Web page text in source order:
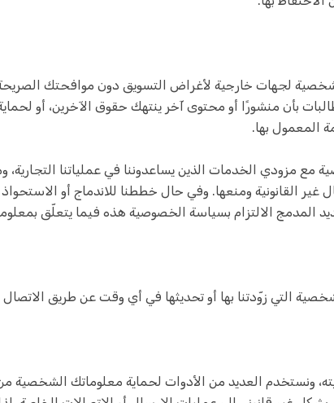
الشخصية لجهات خارجية لأغراض التسويق دون موافحتك
بأن منشورًا أو محتوى آخر ينتهك حقوق الآخرين، أو
المعمول بها.
مزودي الخدمات الذين يساعدوننا في عملياتنا
القانونية ومنعها. وفي حال خططنا للاندماج أو
المدمج الالتزام بسياسة الخصوصية هذه فيما يتعلّق
التي زوّدتنا بها أو تحديثها في أي وقت عن طريق الاتصال
ونستخدم العديد من الأدوات لحماية معلوماتك الشخصية